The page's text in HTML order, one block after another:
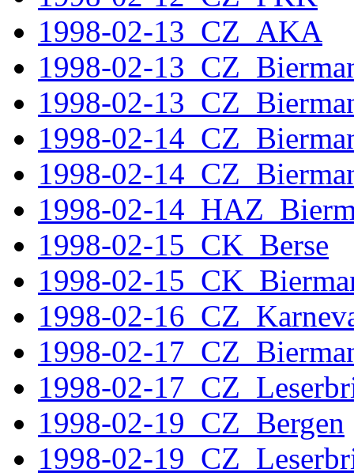
1998-02-13_CZ_AKA
1998-02-
1998-02-
1998-02-
1998-02-
1998-02-
1998-02-15_CK_Berse
1998-02-
1998-02-
1998-02-
1998-02-
1998-02-19_CZ_Bergen
1998-02-